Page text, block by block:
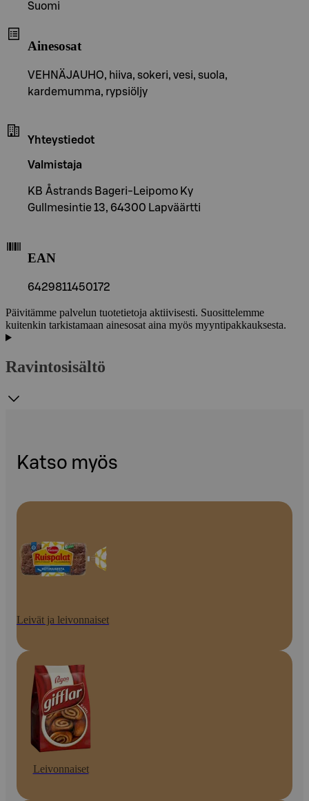
Suomi
Ainesosat
VEHNÄJAUHO, hiiva, sokeri, vesi, suola,
kardemumma, rypsiöljy
Yhteystiedot
Valmistaja
KB Åstrands Bageri-Leipomo Ky
Gullmesintie 13, 64300 Lapväärtti
EAN
6429811450172
Päivitämme palvelun tuotetietoja aktiivisesti. Suosittelemme
kuitenkin tarkistamaan ainesosat aina myös myyntipakkauksesta.
Ravintosisältö
Katso myös
Leivät ja leivonnaiset
Leivonnaiset